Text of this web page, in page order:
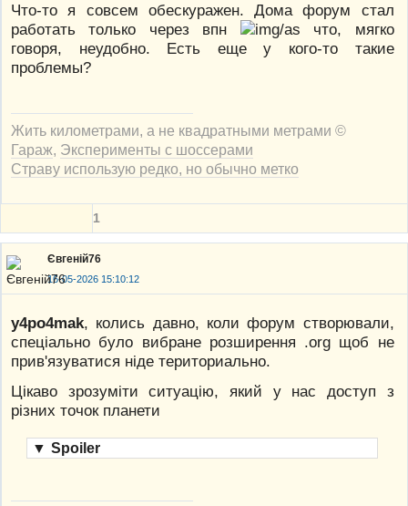
Что-то я совсем обескуражен. Дома форум стал
работать только через впн
что, мягко
говоря, неудобно. Есть еще у кого-то такие
проблемы?
Жить километрами, а не квадратными метрами ©
Гараж, Эксперименты с шоссерами
Страву использую редко, но обычно метко
1
Євгеній76
16-05-2026 15:10:12
y4po4mak, колись давно, коли форум створювали,
спеціально було вибране розширення .org щоб не
прив'язуватися ніде териториально.
Цікаво зрозуміти ситуацію, який у нас доступ з
різних точок планети
▼ Spoiler